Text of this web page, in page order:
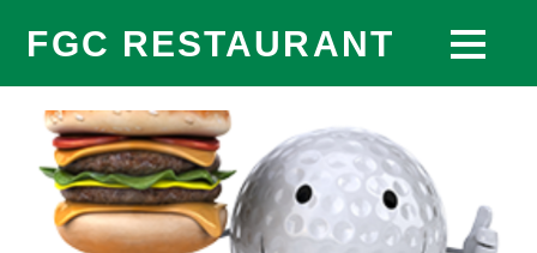
FGC RESTAURANT